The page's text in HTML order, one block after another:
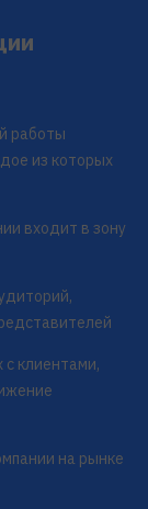
работы
из которых
входит в зону
с клиентами,
на рынке